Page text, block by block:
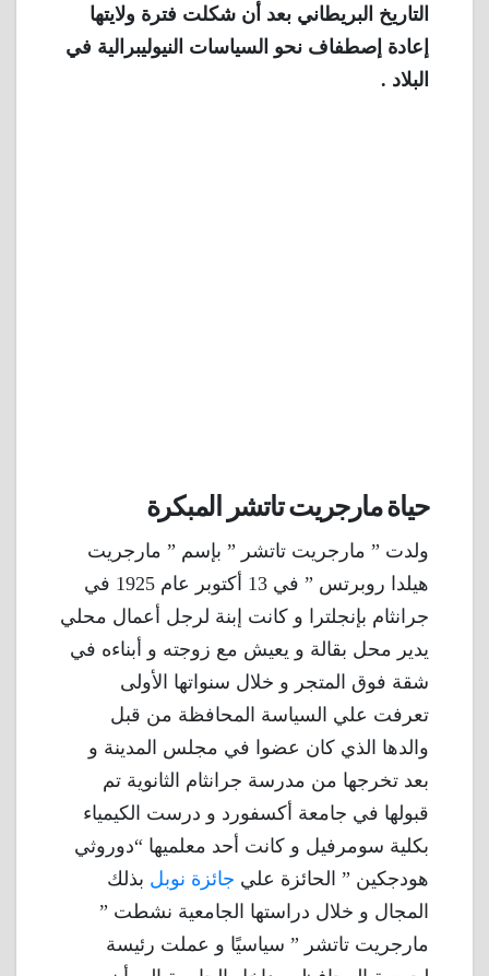
التاريخ البريطاني بعد أن شكلت فترة ولايتها
إعادة إصطفاف نحو السياسات النيوليبرالية في
البلاد .
حياة مارجريت تاتشر المبكرة
ولدت ” مارجريت تاتشر ” بإسم ” مارجريت
هيلدا روبرتس ” في 13 أكتوبر عام 1925 في
جرانثام بإنجلترا و كانت إبنة لرجل أعمال محلي
يدير محل بقالة و يعيش مع زوجته و أبناءه في
شقة فوق المتجر و خلال سنواتها الأولى
تعرفت علي السياسة المحافظة من قبل
والدها الذي كان عضوا في مجلس المدينة و
بعد تخرجها من مدرسة جرانثام الثانوية تم
قبولها في جامعة أكسفورد و درست الكيمياء
بكلية سومرفيل و كانت أحد معلميها “دوروثي
هودجكين ” الحائزة علي جائزة نوبل بذلك
المجال و خلال دراستها الجامعية نشطت ”
مارجريت تاتشر ” سياسيًا و عملت رئيسة